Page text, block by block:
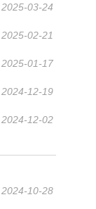
2025-03-24
2025-02-21
2025-01-17
2024-12-19
2024-12-02
2024-10-28